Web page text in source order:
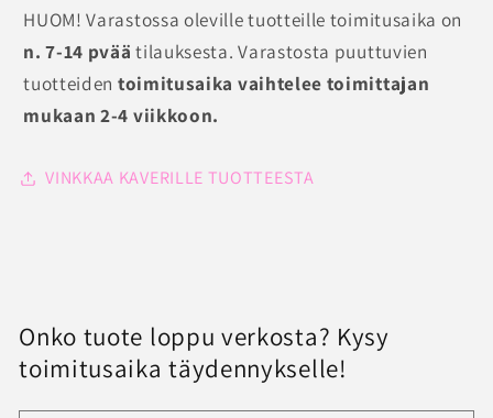
HUOM! Varastossa oleville tuotteille toimitusaika on
n. 7-14 pvää tilauksesta. Varastosta puuttuvien
tuotteiden toimitusaika vaihtelee toimittajan
mukaan 2-4 viikkoon.
VINKKAA KAVERILLE TUOTTEESTA
Onko tuote loppu verkosta? Kysy
toimitusaika täydennykselle!